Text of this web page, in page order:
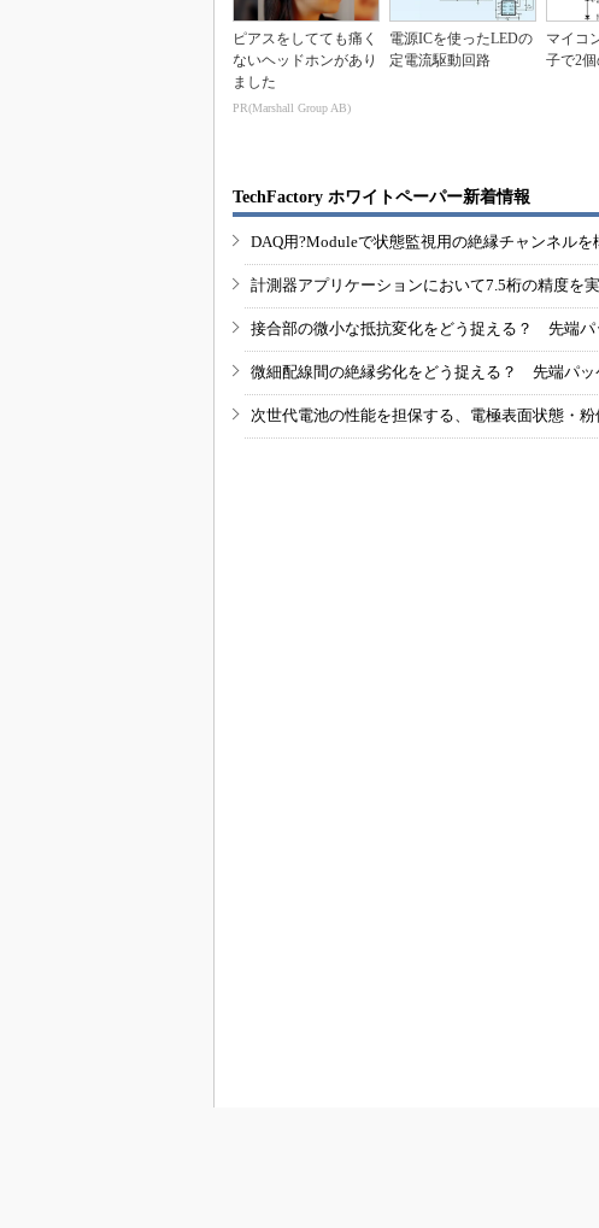
ピアスをしてても痛く
ないヘッドホンがあり
ました
PR(Marshall Group AB)
電源ICを使ったLEDの
定電流駆動回路
マイコ
子で2
TechFactory ホワイトペーパー新着情報
DAQ用?Moduleで状態監視用の絶縁チャンネル
計測器アプリケーションにおいて7.5桁の精度を
接合部の微小な抵抗変化をどう捉える？ 先端パ
微細配線間の絶縁劣化をどう捉える？ 先端パッ
次世代電池の性能を担保する、電極表面状態・